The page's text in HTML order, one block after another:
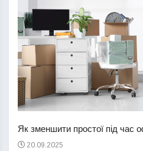
Як зменшити простої під час
20.09.2025